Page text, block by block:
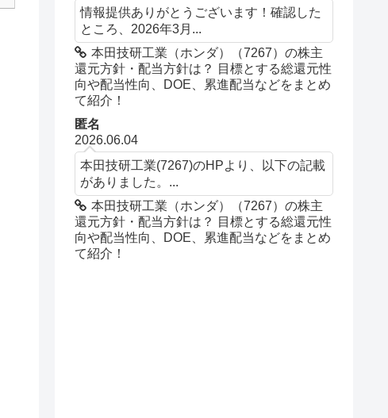
情報提供ありがとうございます！確認した
ところ、2026年3月...
本田技研工業（ホンダ）（7267）の株主
還元方針・配当方針は？ 目標とする総還元性
向や配当性向、DOE、累進配当などをまとめ
て紹介！
匿名
2026.06.04
本田技研工業(7267)のHPより、以下の記載
がありました。...
本田技研工業（ホンダ）（7267）の株主
還元方針・配当方針は？ 目標とする総還元性
向や配当性向、DOE、累進配当などをまとめ
て紹介！